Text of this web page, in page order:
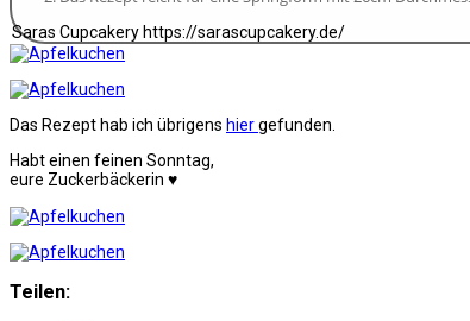
Saras Cupcakery https://sarascupcakery.de/
Das Rezept hab ich übrigens hiergefunden.
Habt einen feinen Sonntag,
eure Zuckerbäckerin ♥
Teilen: